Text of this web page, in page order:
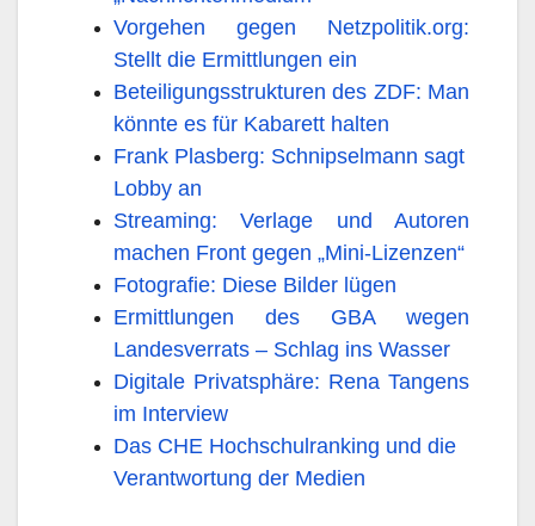
Vorgehen gegen Netzpolitik.org:
Stellt die Ermittlungen ein
Beteiligungsstrukturen des ZDF: Man
könnte es für Kabarett halten
Frank Plasberg: Schnipselmann sagt
Lobby an
Streaming: Verlage und Autoren
machen Front gegen „Mini-Lizenzen“
Fotografie: Diese Bilder lügen
Ermittlungen des GBA wegen
Landesverrats – Schlag ins Wasser
Digitale Privatsphäre: Rena Tangens
im Interview
Das CHE Hochschulranking und die
Verantwortung der Medien